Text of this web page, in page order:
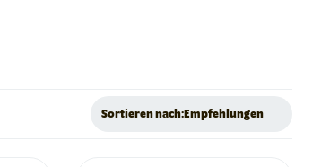
Sortieren nach: Empfehlungen